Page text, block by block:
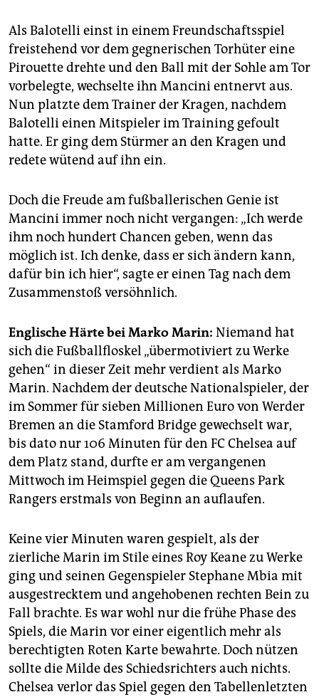
Als Balotelli einst in einem Freundschaftsspiel
freistehend vor dem gegnerischen Torhüter eine
Pirouette drehte und den Ball mit der Sohle am Tor
vorbelegte, wechselte ihn Mancini entnervt aus.
Nun platzte dem Trainer der Kragen, nachdem
Balotelli einen Mitspieler im Training gefoult
hatte. Er ging dem Stürmer an den Kragen und
redete wütend auf ihn ein.
Doch die Freude am fußballerischen Genie ist
Mancini immer noch nicht vergangen: „Ich werde
ihm noch hundert Chancen geben, wenn das
möglich ist. Ich denke, dass er sich ändern kann,
dafür bin ich hier“, sagte er einen Tag nach dem
Zusammenstoß versöhnlich.
Englische Härte bei Marko Marin: Niemand hat
sich die Fußballfloskel „übermotiviert zu Werke
gehen“ in dieser Zeit mehr verdient als Marko
Marin. Nachdem der deutsche Nationalspieler, der
im Sommer für sieben Millionen Euro von Werder
Bremen an die Stamford Bridge gewechselt war,
bis dato nur 106 Minuten für den FC Chelsea auf
dem Platz stand, durfte er am vergangenen
Mittwoch im Heimspiel gegen die Queens Park
Rangers erstmals von Beginn an auflaufen.
Keine vier Minuten waren gespielt, als der
zierliche Marin im Stile eines Roy Keane zu Werke
ging und seinen Gegenspieler Stephane Mbia mit
ausgestrecktem und angehobenen rechten Bein zu
Fall brachte. Es war wohl nur die frühe Phase des
Spiels, die Marin vor einer eigentlich mehr als
berechtigten Roten Karte bewahrte. Doch nützen
sollte die Milde des Schiedsrichters auch nichts.
Chelsea verlor das Spiel gegen den Tabellenletzten